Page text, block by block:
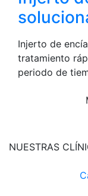
Injerto de
tratamiento
periodo de
NUESTRAS